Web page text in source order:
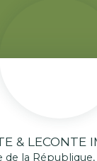
& LECONTE
de la